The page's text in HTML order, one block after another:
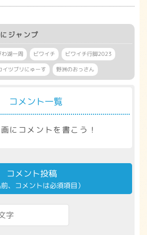
ジャンプ
わ湖一周 ビワイチ
ビワイチ行脚2023
イツブリにゅーす
野洲のおっさん
コメント一覧
にコメントを書こう！
コメント投稿
前、コメントは必須項目）